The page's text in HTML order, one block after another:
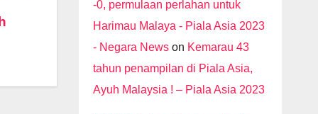
-0, permulaan perlahan untuk
Harimau Malaya - Piala Asia 2023
- Negara Newson Kemarau 43
tahun penampilan di Piala Asia,
Ayuh Malaysia ! – Piala Asia 2023